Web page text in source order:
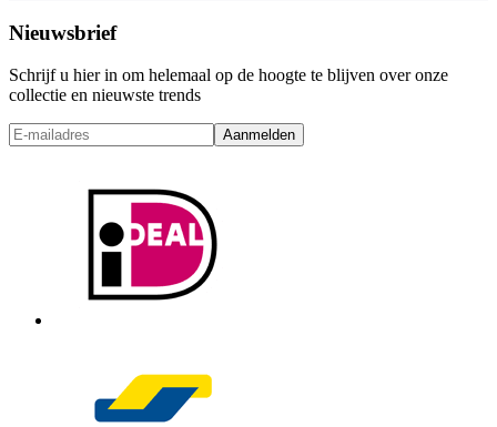
Nieuwsbrief
Schrijf u hier in om helemaal op de hoogte te blijven over onze
collectie en nieuwste trends
Aanmelden